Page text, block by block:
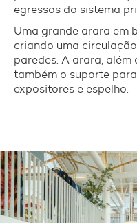
egressos do sistema
Uma grande arara em
criando uma
paredes. A arara, além
também o suporte
expositores e espelho.